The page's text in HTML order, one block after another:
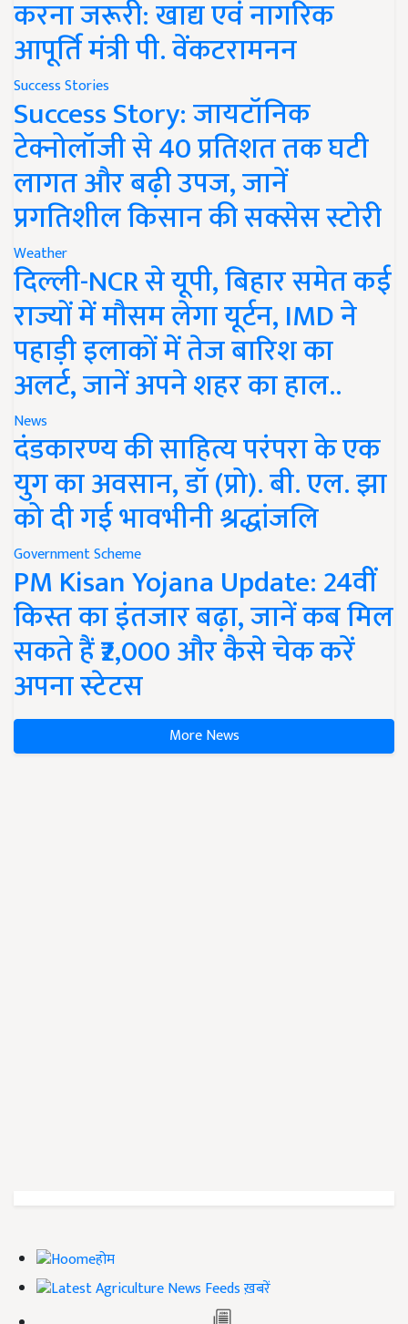
करना जरूरी: खाद्य एवं नागरिक
आपूर्ति मंत्री पी. वेंकटरामनन
Success Stories
Success Story: जायटॉनिक
टेक्नोलॉजी से 40 प्रतिशत तक घटी
लागत और बढ़ी उपज, जानें
प्रगतिशील किसान की सक्सेस स्टोरी
Weather
दिल्ली-NCR से यूपी, बिहार समेत कई
राज्यों में मौसम लेगा यूर्टन, IMD ने
पहाड़ी इलाकों में तेज बारिश का
अलर्ट, जानें अपने शहर का हाल..
News
दंडकारण्य की साहित्य परंपरा के एक
युग का अवसान, डॉ (प्रो). बी. एल. झा
को दी गई भावभीनी श्रद्धांजलि
Government Scheme
PM Kisan Yojana Update: 24वीं
किस्त का इंतजार बढ़ा, जानें कब मिल
सकते हैं ₹2,000 और कैसे चेक करें
अपना स्टेटस
More News
होम
ख़बरें